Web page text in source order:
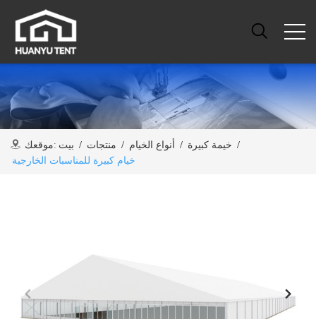
موقعك: بيت / منتجات / أنواع الخيام / خيمة كبيرة /
خيام كبيرة للمناسبات الخارجية